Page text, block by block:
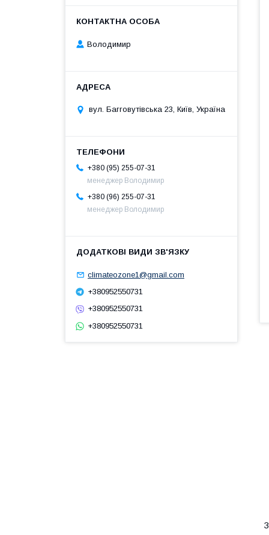
Володимир
вул. Багговутівська 23, Київ, Україна
+380 (95) 255-07-31
менеджер Володимир
+380 (96) 255-07-31
менеджер Володимир
climateozone1@gmail.com
+380952550731
+380952550731
+380952550731